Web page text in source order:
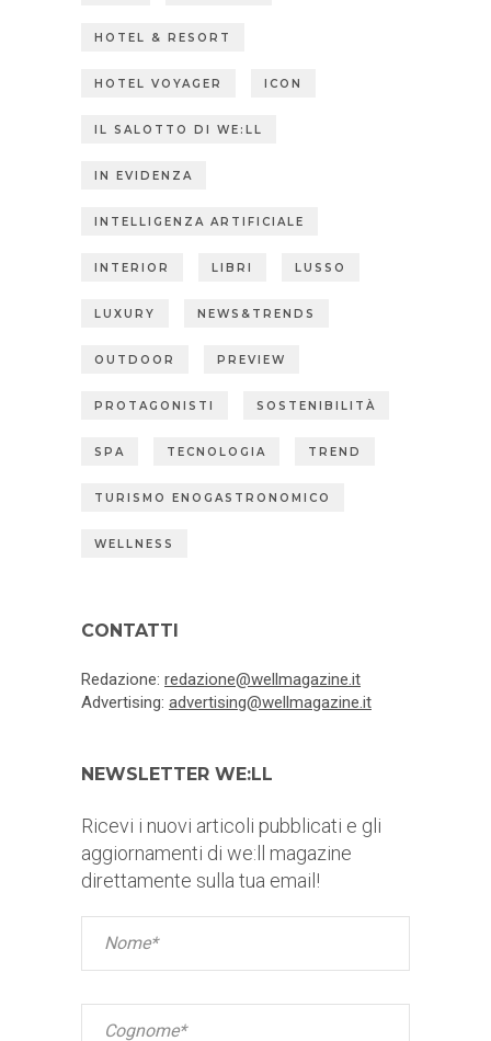
HOTEL & RESORT
HOTEL VOYAGER ICON
IL SALOTTO DI WE:LL
IN EVIDENZA
INTELLIGENZA ARTIFICIALE
INTERIOR LIBRI LUSSO
LUXURY NEWS&TRENDS
OUTDOOR PREVIEW
PROTAGONISTI SOSTENIBILITÀ
SPA TECNOLOGIA TREND
TURISMO ENOGASTRONOMICO
WELLNESS
CONTATTI
Redazione: redazione@wellmagazine.it
Advertising: advertising@wellmagazine.it
NEWSLETTER WE:LL
Ricevi i nuovi articoli pubblicati e gli
aggiornamenti di we:ll magazine
direttamente sulla tua email!